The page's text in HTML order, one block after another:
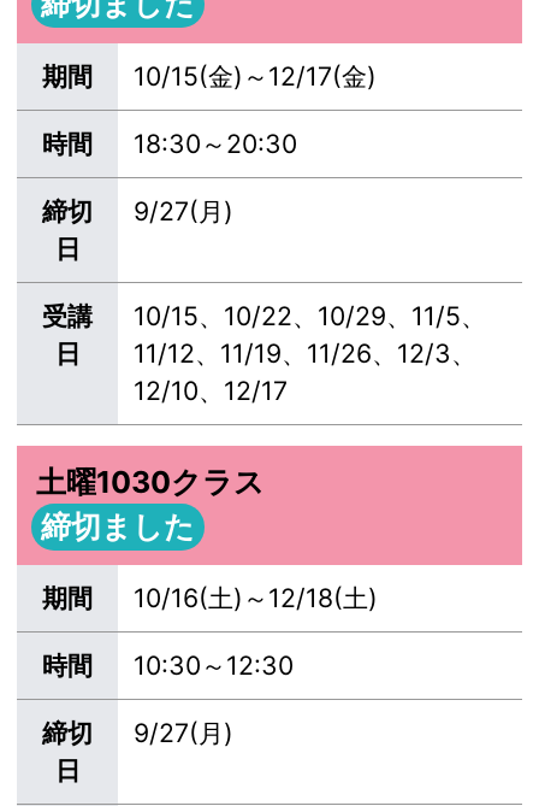
期間 10/15(金)～12/17(金)
時間 18:30～20:30
締切
日
9/27(月)
受講
日
10/15、10/22、10/29、11/5、
11/12、11/19、11/26、12/3、
12/10、12/17
土曜1030クラス
締切ました
期間 10/16(土)～12/18(土)
時間 10:30～12:30
締切
日
9/27(月)